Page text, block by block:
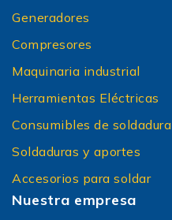
Generadores
Compresores
Maquinaria industrial
Herramientas Eléctricas
Consumibles de soldadura
Soldaduras y aportes
Accesorios para soldar
Nuestra empresa